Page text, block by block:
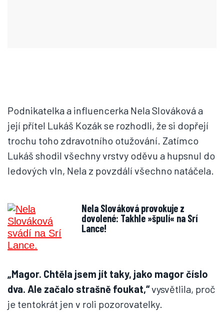
Podnikatelka a influencerka Nela Slováková a
její přítel Lukáš Kozák se rozhodli, že si dopřejí
trochu toho zdravotního otužování. Zatímco
Lukáš shodil všechny vrstvy oděvu a hupsnul do
ledových vln, Nela z povzdálí všechno natáčela.
Nela Slováková provokuje z
dovolené: Takhle »špulí« na Srí
Lance!
„Magor. Chtěla jsem jít taky, jako magor číslo
dva. Ale začalo strašně foukat,“vysvětlila, proč
je tentokrát jen v roli pozorovatelky.